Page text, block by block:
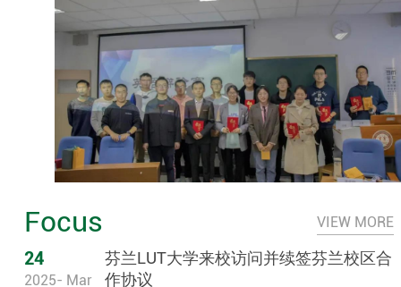
Focus VIEW MORE
24
2025- Mar
芬兰LUT大学来校访问并续签芬兰校区合
作协议